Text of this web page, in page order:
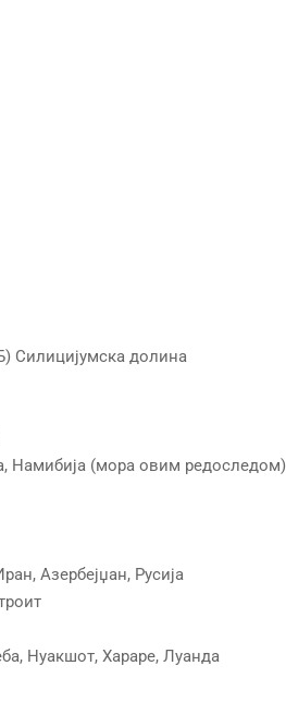
Силицијумска долина
Намибија (мора овим редоследом)
Азербејџан, Русија
Нуакшот, Хараре, Луанда